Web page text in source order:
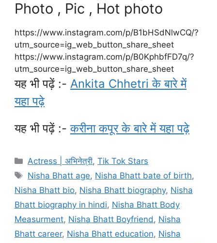
Photo , Pic , Hot photo
https://www.instagram.com/p/B1bHSdNlwCQ/?
utm_source=ig_web_button_share_sheet
https://www.instagram.com/p/B0KphbfFD7q/?
utm_source=ig_web_button_share_sheet
यह भी पढ़ें :- Ankita Chhetri के बारे में
यहा पढ़े
यह भी पढ़ें :-करीना कपूर के बारे में यहा पढ़े
Categories
Actress | अभिनेत्री,Tik Tok Stars
Tags
Nisha Bhatt age, Nisha Bhatt bate of birth,
Nisha Bhatt bio, Nisha Bhatt biography, Nisha
Bhatt biography in hindi, Nisha Bhatt Body
Measurment, Nisha Bhatt Boyfriend, Nisha
Bhatt career, Nisha Bhatt education, Nisha